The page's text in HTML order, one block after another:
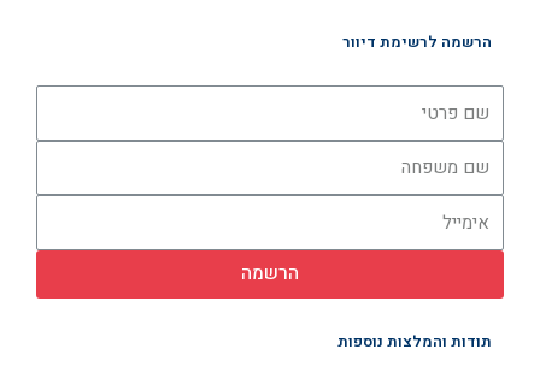
הרשמה לרשימת דיוור
הרשמה
תודות והמלצות נוספות